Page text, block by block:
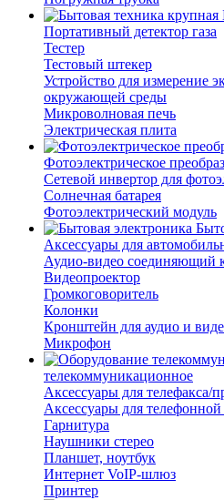
Портативный детектор газа
Тестер
Тестовый штекер
Устройство для измерение
окружающей среды
Микроволновая печь
Электрическая плита
Фотоэлектрическое
Сетевой инвертор для
Солнечная батарея
Фотоэлектрический модуль
Аксессуары для
Аудио-видео соединяющий
Видеопроектор
Громкоговоритель
Колонки
Кронштейн для аудио и
Микрофон
телекоммуникационное
Аксессуары для
Аксессуары для
Гарнитура
Наушники стерео
Планшет, ноутбук
Интернет VoIP-шлюз
Принтер